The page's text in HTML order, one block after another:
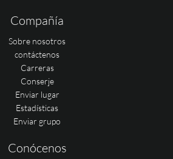
Compañía
Sobre nosotros
contáctenos
Carreras
Conserje
Enviar lugar
Estadísticas
Enviar grupo
Conócenos